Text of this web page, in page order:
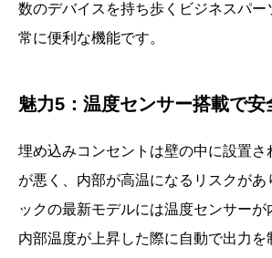
数のデバイスを持ち歩くビジネスパー
常に便利な機能です。
魅力5：温度センサー搭載で安
埋め込みコンセントは壁の中に設置さ
が悪く、内部が高温になるリスクがあ
ックの最新モデルには温度センサーが
内部温度が上昇した際に自動で出力を